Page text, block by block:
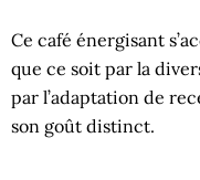
Ce café énergisant
que ce soit par la
par l’adaptation de
son goût distinct.